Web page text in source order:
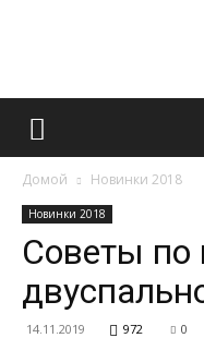
Домой Новинки 2018
Новинки 2018
Советы по
14.11.2019 972 0